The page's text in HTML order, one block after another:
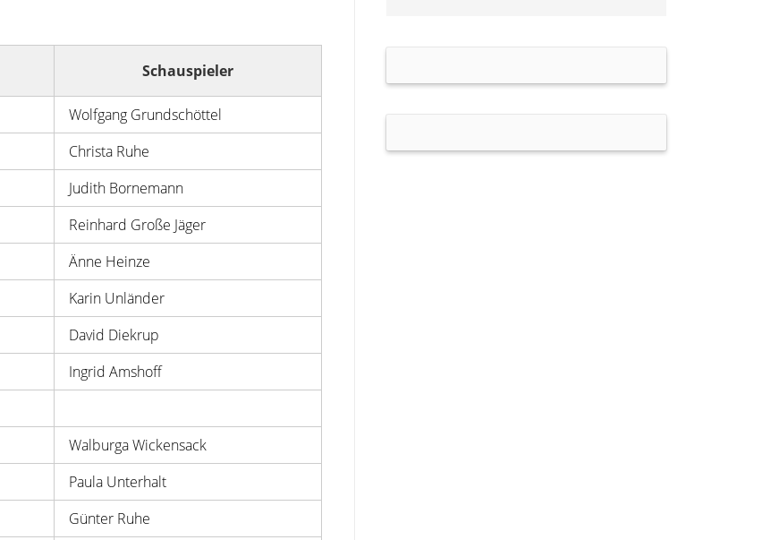
Schauspieler
Wolfgang Grundschöttel
Christa Ruhe
Judith Bornemann
Reinhard Große Jäger
Änne Heinze
Karin Unländer
David Diekrup
Ingrid Amshoff
Walburga Wickensack
Paula Unterhalt
Günter Ruhe